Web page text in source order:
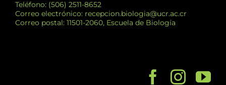
Teléfono: (506) 2511-8652
Correo electrónico: recepcion.biologia@ucr.ac.cr
Correo postal: 11501-2060, Escuela de Biología